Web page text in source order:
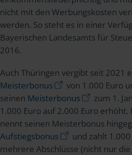
nicht mit den Werbungskosten
werden. So steht es in einer
Bayerischen Landesamts für
2016.
Auch Thüringen vergibt seit 2021
Meisterbonus
von 1.000 Euro
seinen Meisterbonus
zum 1.
1.000 Euro auf 2.000 Euro erhöht.
nennt seinen Meisterbonus
Aufstiegsbonus
und zahlt
mehrere Abschlüsse (nicht nur die